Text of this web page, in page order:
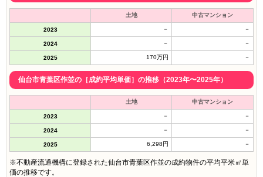
土地 中古マンション
2023 － －
2024 － －
2025 170万円 －
仙台市青葉区作並の［成約平均単価］の推移（2023年〜2025年）
土地 中古マンション
2023 － －
2024 － －
2025 6,298円 －
※不動産流通機構に登録された仙台市青葉区作並の成約物件の平均平米㎡単
価の推移です。